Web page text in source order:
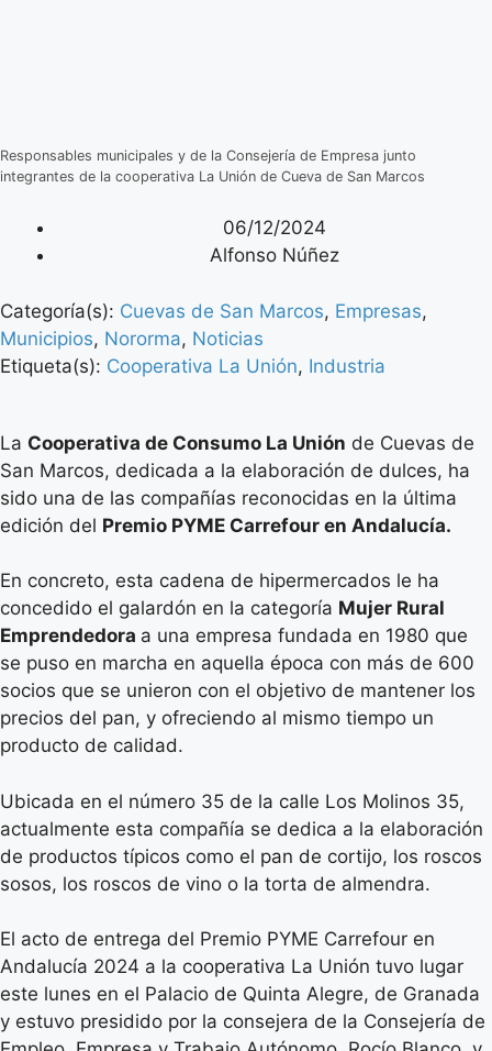
Responsables municipales y de la Consejería de Empresa junto
integrantes de la cooperativa La Unión de Cueva de San Marcos
06/12/2024
Alfonso Núñez
Categoría(s): Cuevas de San Marcos, Empresas,
Municipios, Nororma, Noticias
Etiqueta(s): Cooperativa La Unión, Industria
La Cooperativa de Consumo La Unión de Cuevas de
San Marcos, dedicada a la elaboración de dulces, ha
sido una de las compañías reconocidas en la última
edición del Premio PYME Carrefour en Andalucía.
En concreto, esta cadena de hipermercados le ha
concedido el galardón en la categoría Mujer Rural
Emprendedora a una empresa fundada en 1980 que
se puso en marcha en aquella época con más de 600
socios que se unieron con el objetivo de mantener los
precios del pan, y ofreciendo al mismo tiempo un
producto de calidad.
Ubicada en el número 35 de la calle Los Molinos 35,
actualmente esta compañía se dedica a la elaboración
de productos típicos como el pan de cortijo, los roscos
sosos, los roscos de vino o la torta de almendra.
El acto de entrega del Premio PYME Carrefour en
Andalucía 2024 a la cooperativa La Unión tuvo lugar
este lunes en el Palacio de Quinta Alegre, de Granada
y estuvo presidido por la consejera de la Consejería de